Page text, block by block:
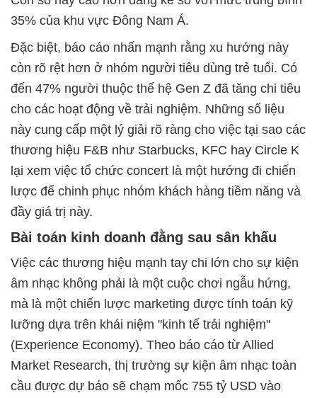
35% của khu vực Đông Nam Á.
Đặc biệt, báo cáo nhấn mạnh rằng xu hướng này
còn rõ rệt hơn ở nhóm người tiêu dùng trẻ tuổi. Có
đến 47% người thuộc thế hệ Gen Z đã tăng chi tiêu
cho các hoạt động về trải nghiệm. Những số liệu
này cung cấp một lý giải rõ ràng cho việc tại sao các
thương hiệu F&B như Starbucks, KFC hay Circle K
lại xem việc tổ chức concert là một hướng đi chiến
lược để chinh phục nhóm khách hàng tiềm năng và
đầy giá trị này.
Bài toán kinh doanh đằng sau sân khấu
Việc các thương hiệu mạnh tay chi lớn cho sự kiện
âm nhạc không phải là một cuộc chơi ngẫu hứng,
mà là một chiến lược marketing được tính toán kỹ
lưỡng dựa trên khái niệm "kinh tế trải nghiệm"
(Experience Economy). Theo báo cáo từ Allied
Market Research, thị trường sự kiện âm nhạc toàn
cầu được dự báo sẽ chạm mốc 755 tỷ USD vào